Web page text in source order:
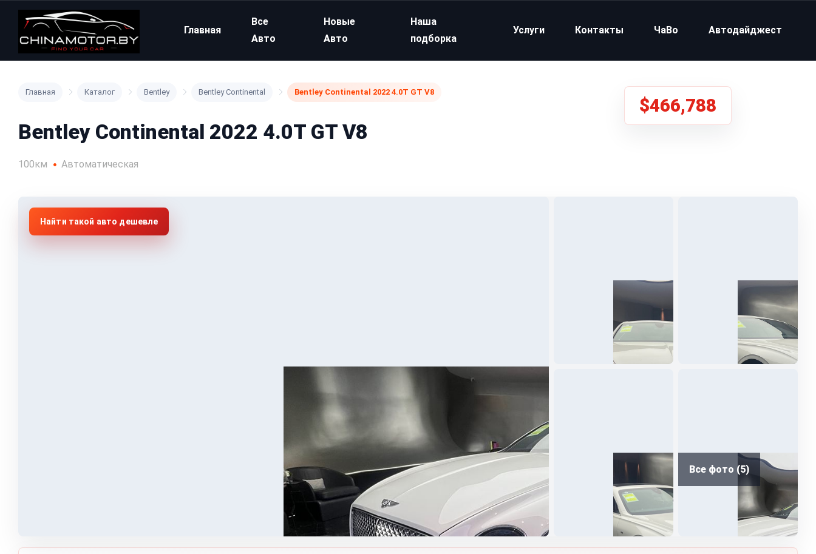
Главная
Все
Авто
Новые
Авто
Наша
подборка
Услуги Контакты ЧаВо Автодайджест
Главная Каталог Bentley Bentley Continental Bentley Continental 2022 4.0T GT V8
Bentley Continental 2022 4.0T GT V8
100км Автоматическая
$466,788
Все фото (5)
Найти такой авто дешевле